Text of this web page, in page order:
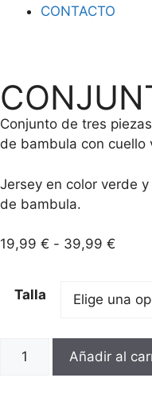
CONTACTO
Conjunto de tres
de bambula con cuello
Jersey en color verde
de bambula.
19,99 € - 39,99 €
Talla
Añadir al